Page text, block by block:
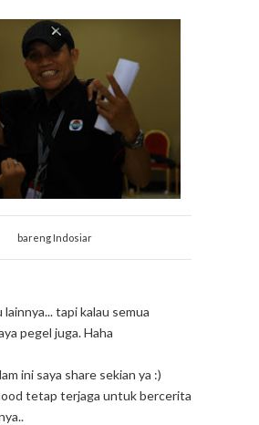
bareng Indosiar
lainnya... tapi kalau semua
pegel juga. Haha
ini saya share sekian ya :)
tetap terjaga untuk bercerita